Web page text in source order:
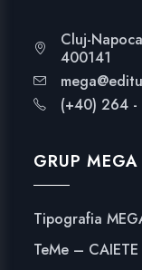
Cluj-
400141
(+40) 264 -
GRUP MEGA
Tipografia
TeMe – CAIETE